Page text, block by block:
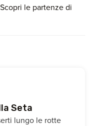
le partenze di
Seta
lungo le rotte